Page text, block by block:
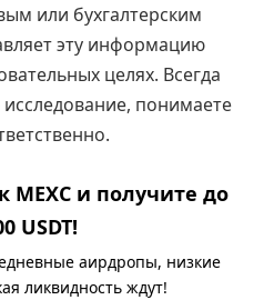
или бухгалтерским
эту информацию
целях. Всегда
понимаете
MEXC и получите до
USDT!
аирдропы, низкие
ликвидность ждут!